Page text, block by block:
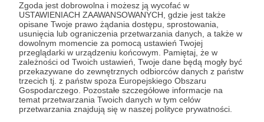
Zgoda jest dobrowolna i możesz ją wycofać w
USTAWIENIACH ZAAWANSOWANYCH, gdzie jest także
opisane Twoje prawo żądania dostępu, sprostowania,
usunięcia lub ograniczenia przetwarzania danych, a także w
dowolnym momencie za pomocą ustawień Twojej
przeglądarki w urządzeniu końcowym. Pamiętaj, że w
zależności od Twoich ustawień, Twoje dane będą mogły być
przekazywane do zewnętrznych odbiorców danych z państw
trzecich tj. z państw spoza Europejskiego Obszaru
Gospodarczego. Pozostałe szczegółowe informacje na
temat przetwarzania Twoich danych w tym celów
przetwarzania znajdują się w naszej polityce prywatności.
* Wyrażam zgodę na przetwarzanie moich danych
osobowych podanych w formularzu rejestracyjnym w celu
prawidłowego świadczenia usług serwisu Patronite.
Wyrażam zgodę na otrzymywanie drogą elektroniczną
informacji handlowych - newslettera. Opcja ta może zostać
zmieniona w ustawieniach konta.